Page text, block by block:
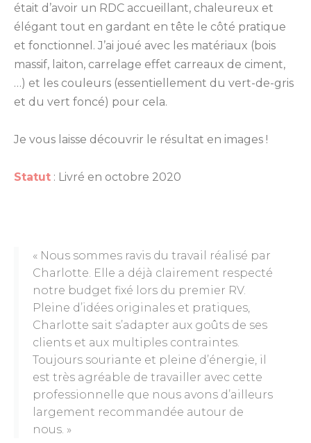
était d’avoir un RDC accueillant, chaleureux et
élégant tout en gardant en tête le côté pratique
et fonctionnel. J’ai joué avec les matériaux (bois
massif, laiton, carrelage effet carreaux de ciment,
…) et les couleurs (essentiellement du vert-de-gris
et du vert foncé) pour cela.
Je vous laisse découvrir le résultat en images !
Statut : Livré en octobre 2020
« Nous sommes ravis du travail réalisé par
Charlotte. Elle a déjà clairement respecté
notre budget fixé lors du premier RV.
Pleine d’idées originales et pratiques,
Charlotte sait s’adapter aux goûts de ses
clients et aux multiples contraintes.
Toujours souriante et pleine d’énergie, il
est très agréable de travailler avec cette
professionnelle que nous avons d’ailleurs
largement recommandée autour de
nous. »